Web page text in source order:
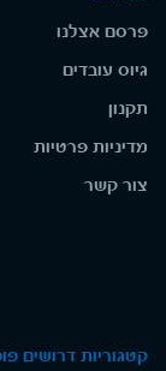
פרסם אצלנו
גיוס עובדים
תקנון
מדיניות פרטיות
צור קשר
קטגוריות דרושים